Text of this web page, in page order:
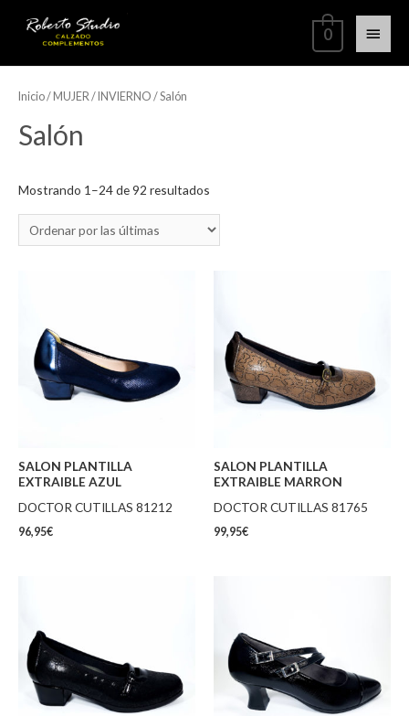
0
Inicio/MUJER /INVIERNO / Salón
Salón
Mostrando 1–24 de 92 resultados
SALON PLANTILLA
EXTRAIBLE AZUL
DOCTOR CUTILLAS 81212
96,95€
SALON PLANTILLA
EXTRAIBLE MARRON
DOCTOR CUTILLAS 81765
99,95€